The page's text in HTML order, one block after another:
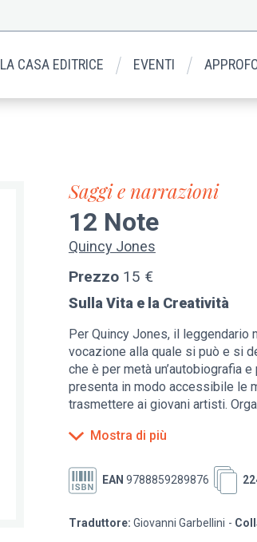
LA CASA EDITRICE EVENTI
Saggi e narrazioni
12 Note
Quincy Jones
Prezzo 15 €
Sulla Vita e la Creatività
Per Quincy Jones, il
vocazione alla quale si può e si
che è per metà un’autobiografia
presenta in modo accessibile le
trasmettere ai giovani artisti.
trovavo una volta, alla ricerca
hanno vissuto tutta la loro vita
nostra volontà il potercelo o
Mostra di più
EAN 9788859289876
Traduttore: Giovanni Garbellini